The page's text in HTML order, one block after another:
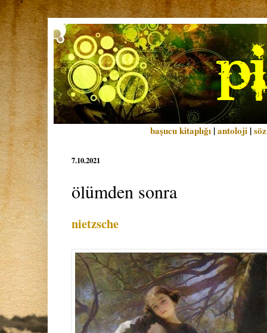
başucu kitaplığı |antoloji |
7.10.2021
ölümden sonra
nietzsche